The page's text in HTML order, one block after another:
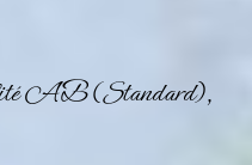
AB (Standard),